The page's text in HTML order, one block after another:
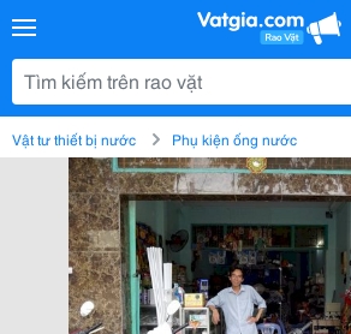
Vật tư thiết bị nước Phụ kiện ống nước